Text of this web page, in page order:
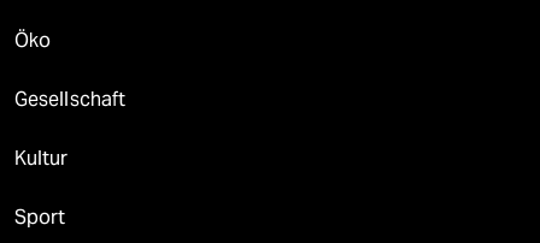
Öko
Gesellschaft
Kultur
Sport